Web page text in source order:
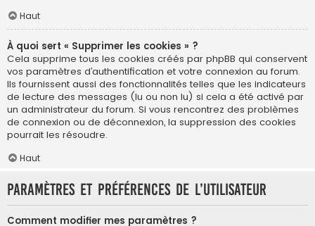
Haut
À quoi sert « Supprimer les cookies » ?
Cela supprime tous les cookies créés par phpBB qui conservent
vos paramètres d’authentification et votre connexion au forum.
Ils fournissent aussi des fonctionnalités telles que les indicateurs
de lecture des messages (lu ou non lu) si cela a été activé par
un administrateur du forum. Si vous rencontrez des problèmes
de connexion ou de déconnexion, la suppression des cookies
pourrait les résoudre.
Haut
Paramètres et préférences de l’utilisateur
Comment modifier mes paramètres ?